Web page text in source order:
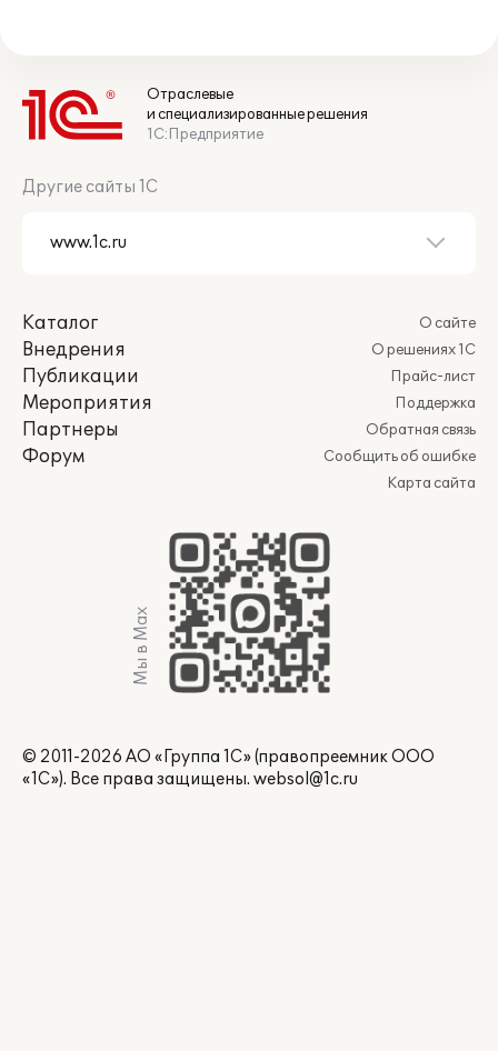
Отраслевые
и специализированные решения
1С:Предприятие
Другие сайты 1С
Каталог
Внедрения
Публикации
Мероприятия
Партнеры
Форум
О сайте
О решениях 1С
Прайс-лист
Поддержка
Обратная связь
Сообщить об ошибке
Карта сайта
Мы в Max
© 2011-2026 АО «Группа 1С» (правопреемник ООО
«1С»). Все права защищены. websol@1c.ru